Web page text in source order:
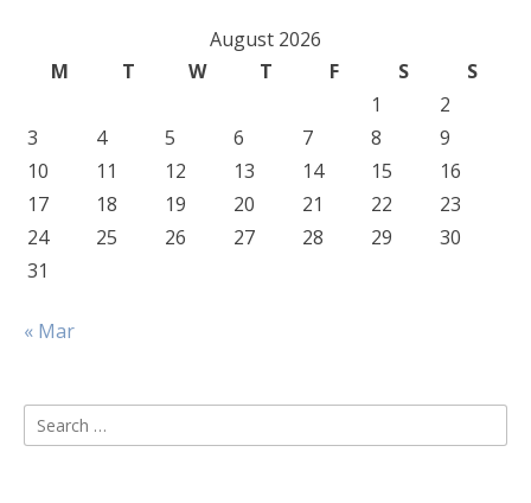
August 2026
M
T W T F S
S
1
2
3
4 5 6 7 8
9
10
11 12 13 14 15
16
17
18 19 20 21 22
23
24
25 26 27 28 29
30
31
« Mar
Search
for: